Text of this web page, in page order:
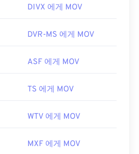
하나는 온라인 게임과 관련이 있
지 않습니다.
library/archive/
DIVX 에게 MOV
DVR-MS 에게 MOV
ASF 에게 MOV
TS 에게 MOV
WTV 에게 MOV
MXF 에게 MOV